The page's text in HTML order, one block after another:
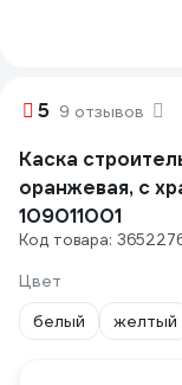
5 9 отзывов
Каска
оранжевая, с
109011001
Код товара:
Цвет
белый
желтый